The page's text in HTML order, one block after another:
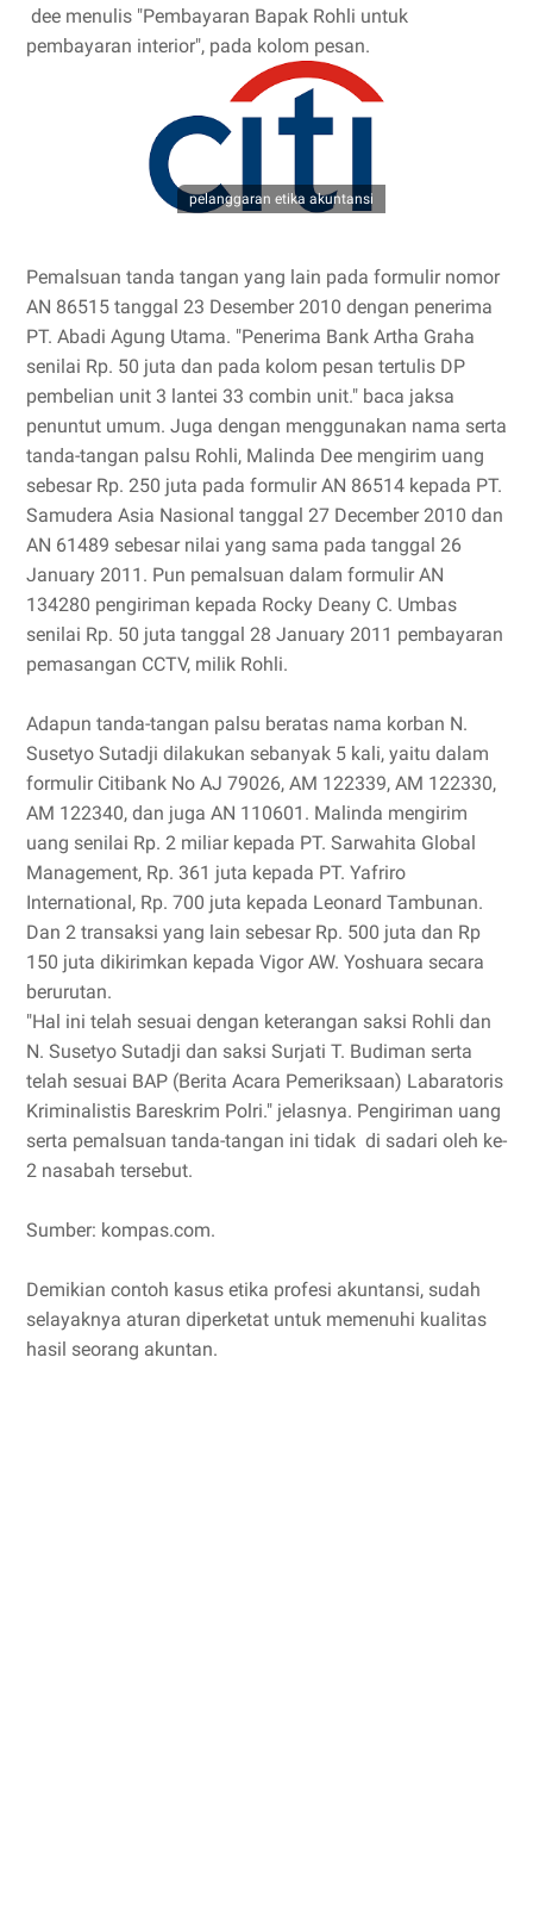
dee menulis "Pembayaran Bapak Rohli untuk
pembayaran interior", pada kolom pesan.
pelanggaran etika akuntansi
Pemalsuan tanda tangan yang lain pada formulir nomor
AN 86515 tanggal 23 Desember 2010 dengan penerima
PT. Abadi Agung Utama. "Penerima Bank Artha Graha
senilai Rp. 50 juta dan pada kolom pesan tertulis DP
pembelian unit 3 lantei 33 combin unit." baca jaksa
penuntut umum. Juga dengan menggunakan nama serta
tanda-tangan palsu Rohli, Malinda Dee mengirim uang
sebesar Rp. 250 juta pada formulir AN 86514 kepada PT.
Samudera Asia Nasional tanggal 27 December 2010 dan
AN 61489 sebesar nilai yang sama pada tanggal 26
January 2011. Pun pemalsuan dalam formulir AN
134280 pengiriman kepada Rocky Deany C. Umbas
senilai Rp. 50 juta tanggal 28 January 2011 pembayaran
pemasangan CCTV, milik Rohli.
Adapun tanda-tangan palsu beratas nama korban N.
Susetyo Sutadji dilakukan sebanyak 5 kali, yaitu dalam
formulir Citibank No AJ 79026, AM 122339, AM 122330,
AM 122340, dan juga AN 110601. Malinda mengirim
uang senilai Rp. 2 miliar kepada PT. Sarwahita Global
Management, Rp. 361 juta kepada PT. Yafriro
International, Rp. 700 juta kepada Leonard Tambunan.
Dan 2 transaksi yang lain sebesar Rp. 500 juta dan Rp
150 juta dikirimkan kepada Vigor AW. Yoshuara secara
berurutan.
"Hal ini telah sesuai dengan keterangan saksi Rohli dan
N. Susetyo Sutadji dan saksi Surjati T. Budiman serta
telah sesuai BAP (Berita Acara Pemeriksaan) Labaratoris
Kriminalistis Bareskrim Polri." jelasnya. Pengiriman uang
serta pemalsuan tanda-tangan ini tidak di sadari oleh ke-
2 nasabah tersebut.
Sumber: kompas.com.
Demikian contoh kasus etika profesi akuntansi, sudah
selayaknya aturan diperketat untuk memenuhi kualitas
hasil seorang akuntan.